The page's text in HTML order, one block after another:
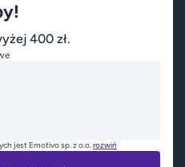
400 zł.
jest Emotivo sp. z o.o.rozwiń